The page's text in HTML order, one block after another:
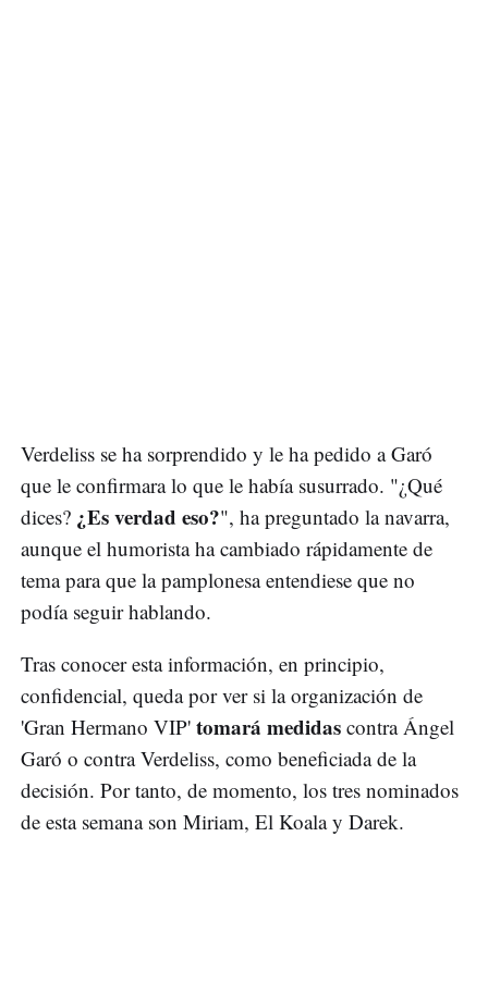
Verdeliss se ha sorprendido y le ha pedido a Garó
que le confirmara lo que le había susurrado. "¿Qué
dices? ¿Es verdad eso?", ha preguntado la navarra,
aunque el humorista ha cambiado rápidamente de
tema para que la pamplonesa entendiese que no
podía seguir hablando.
Tras conocer esta información, en principio,
confidencial, queda por ver si la organización de
'Gran Hermano VIP' tomará medidas contra Ángel
Garó o contra Verdeliss, como beneficiada de la
decisión. Por tanto, de momento, los tres nominados
de esta semana son Miriam, El Koala y Darek.